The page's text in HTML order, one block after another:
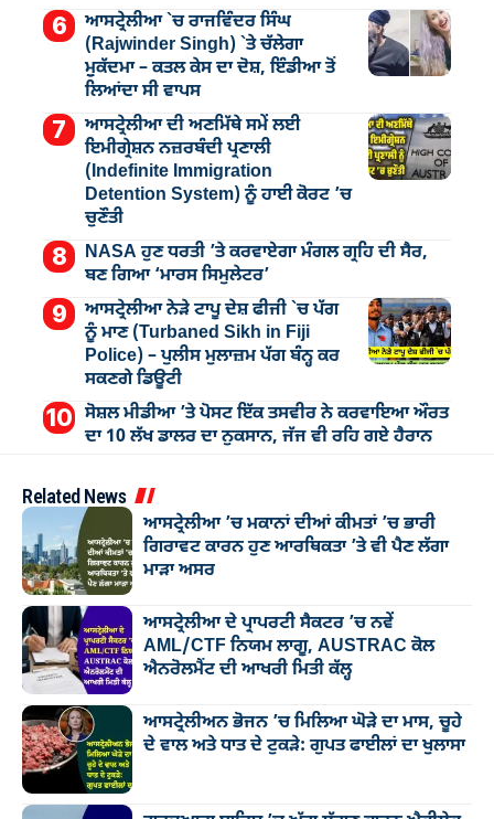
ਆਸਟ੍ਰੇਲੀਆ `ਚ ਰਾਜਵਿੰਦਰ ਸਿੰਘ
(Rajwinder Singh) `ਤੇ ਚੱਲੇਗਾ
ਮੁੁਕੱਦਮਾ – ਕਤਲ ਕੇਸ ਦਾ ਦੋਸ਼, ਇੰਡੀਆ ਤੋਂ
ਲਿਆਂਦਾ ਸੀ ਵਾਪਸ
ਆਸਟ੍ਰੇਲੀਆ ਦੀ ਅਣਮਿੱਥੇ ਸਮੇਂ ਲਈ
ਇਮੀਗ੍ਰੇਸ਼ਨ ਨਜ਼ਰਬੰਦੀ ਪ੍ਰਣਾਲੀ
(Indefinite Immigration
Detention System) ਨੂੰ ਹਾਈ ਕੋਰਟ ’ਚ
ਚੁਣੌਤੀ
NASA ਹੁਣ ਧਰਤੀ ’ਤੇ ਕਰਵਾਏਗਾ ਮੰਗਲ ਗ੍ਰਹਿ ਦੀ ਸੈਰ,
ਬਣ ਗਿਆ ‘ਮਾਰਸ ਸਿਮੁਲੇਟਰ’
ਆਸਟ੍ਰੇਲੀਆ ਨੇੜੇ ਟਾਪੂ ਦੇਸ਼ ਫੀਜੀ `ਚ ਪੱਗ
ਨੂੰ ਮਾਣ (Turbaned Sikh in Fiji
Police) – ਪੁਲੀਸ ਮੁਲਾਜ਼ਮ ਪੱਗ ਬੰਨ੍ਹ ਕਰ
ਸਕਣਗੇ ਡਿਊਟੀ
ਸੋਸ਼ਲ ਮੀਡੀਆ ’ਤੇ ਪੋਸਟ ਇੱਕ ਤਸਵੀਰ ਨੇ ਕਰਵਾਇਆ ਔਰਤ
ਦਾ 10 ਲੱਖ ਡਾਲਰ ਦਾ ਨੁਕਸਾਨ, ਜੱਜ ਵੀ ਰਹਿ ਗਏ ਹੈਰਾਨ
Related News
ਆਸਟ੍ਰੇਲੀਆ ’ਚ ਮਕਾਨਾਂ ਦੀਆਂ ਕੀਮਤਾਂ ’ਚ ਭਾਰੀ
ਗਿਰਾਵਟ ਕਾਰਨ ਹੁਣ ਆਰਥਿਕਤਾ ’ਤੇ ਵੀ ਪੈਣ ਲੱਗਾ
ਮਾੜਾ ਅਸਰ
ਆਸਟ੍ਰੇਲੀਆ ਦੇ ਪ੍ਰਾਪਰਟੀ ਸੈਕਟਰ ’ਚ ਨਵੇਂ
AML/CTF ਨਿਯਮ ਲਾਗੂ, AUSTRAC ਕੋਲ
ਐਨਰੋਲਮੈਂਟ ਦੀ ਆਖਰੀ ਮਿਤੀ ਕੱਲ੍ਹ
ਆਸਟ੍ਰੇਲੀਅਨ ਭੋਜਨ ’ਚ ਮਿਲਿਆ ਘੋੜੇ ਦਾ ਮਾਸ, ਚੂਹੇ
ਦੇ ਵਾਲ ਅਤੇ ਧਾਤ ਦੇ ਟੁਕੜੇ: ਗੁਪਤ ਫਾਈਲਾਂ ਦਾ ਖੁਲਾਸਾ